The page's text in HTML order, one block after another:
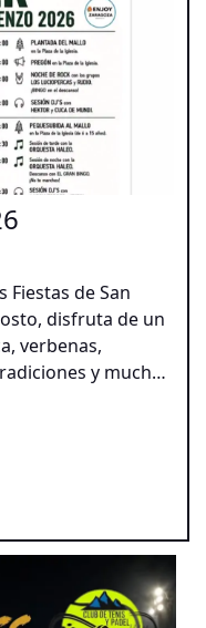
Fiestas de San
disfruta de un
verbenas,
y mucha